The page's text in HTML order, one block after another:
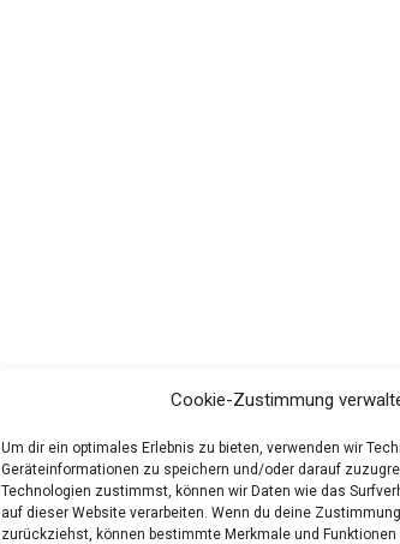
Cookie-Zustimmung
Um dir ein optimales Erlebnis zu bieten, verwenden wir
Geräteinformationen zu speichern und/oder darauf
Technologien zustimmst, können wir Daten wie das
auf dieser Website verarbeiten. Wenn du deine
zurückziehst, können bestimmte Merkmale und